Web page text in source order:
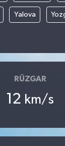
Yalova
RÜZGAR
12 km/s